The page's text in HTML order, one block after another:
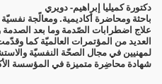
دكتورة كميليا إبراهيم- دويري
باحثة ومحاضرة أكاديمية. ومعالًجة
علاج اضطرابات الصّدمة وما بعد
العديد من المؤتمرات العالميّة كما
لمهنيين في مجال الصحّة النفسيّة
شهادة محاضِرة متميزة في المؤسسة